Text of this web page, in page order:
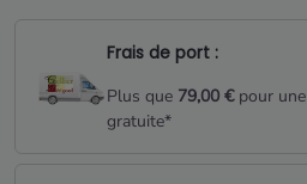
Frais de port :
Plus que 79,00 €pour
gratuite*